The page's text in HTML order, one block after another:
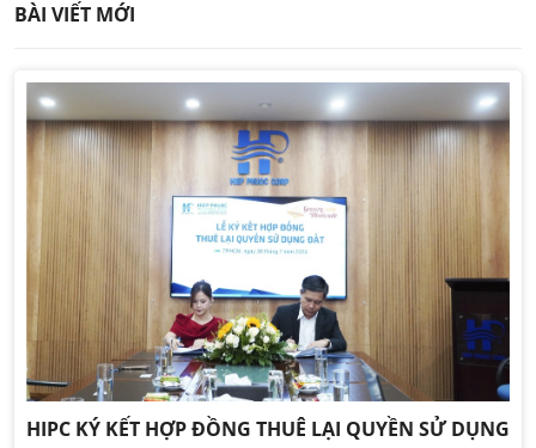
BÀI VIẾT MỚI
HIPC KÝ KẾT HỢP ĐỒNG THUÊ LẠI QUYỀN SỬ DỤNG